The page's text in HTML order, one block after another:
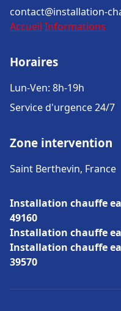
contact@installation-
Accueil Informations
Horaires
Lun-Ven: 8h-19h
Service d'urgence 24/7
Zone intervention
Saint Berthevin, France
Installation chauffe
49160
Installation chauffe
Installation chauffe
39570